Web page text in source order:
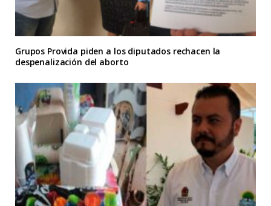
Grupos Provida piden a los diputados rechacen la
despenalización del aborto